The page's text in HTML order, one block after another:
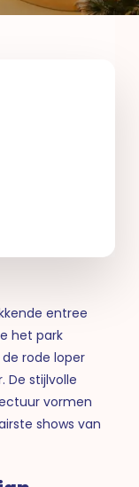
entree
het park
rode loper
De stijlvolle
vormen
shows van